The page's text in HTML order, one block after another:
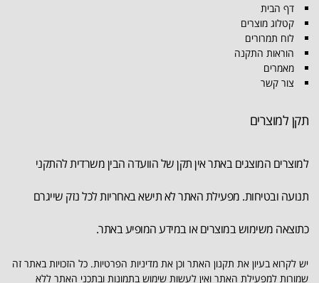
דף הבית
קטלוג מוצרים
לוח תמרורים
הוראות התקנה
מאמרים
צור קשר
תקן למוצרים
למוצרים המוצגים באתר אין תקן של הוועדה הבין משרדית להתקני
תנועה ובטיחות. מפעילת האתר לא תישא באחריות לכל נזק שייגרם
כתוצאה משימוש במוצרים או במידע המופיע באתר.
יש לקרוא בעיון את תקנון האתר וכן את מדיניות הפרטיות. כל הזכויות באתר זה
שמורות למפעילת האתר ואין לעשות שימוש בתמונות ובתכני האתר ללא